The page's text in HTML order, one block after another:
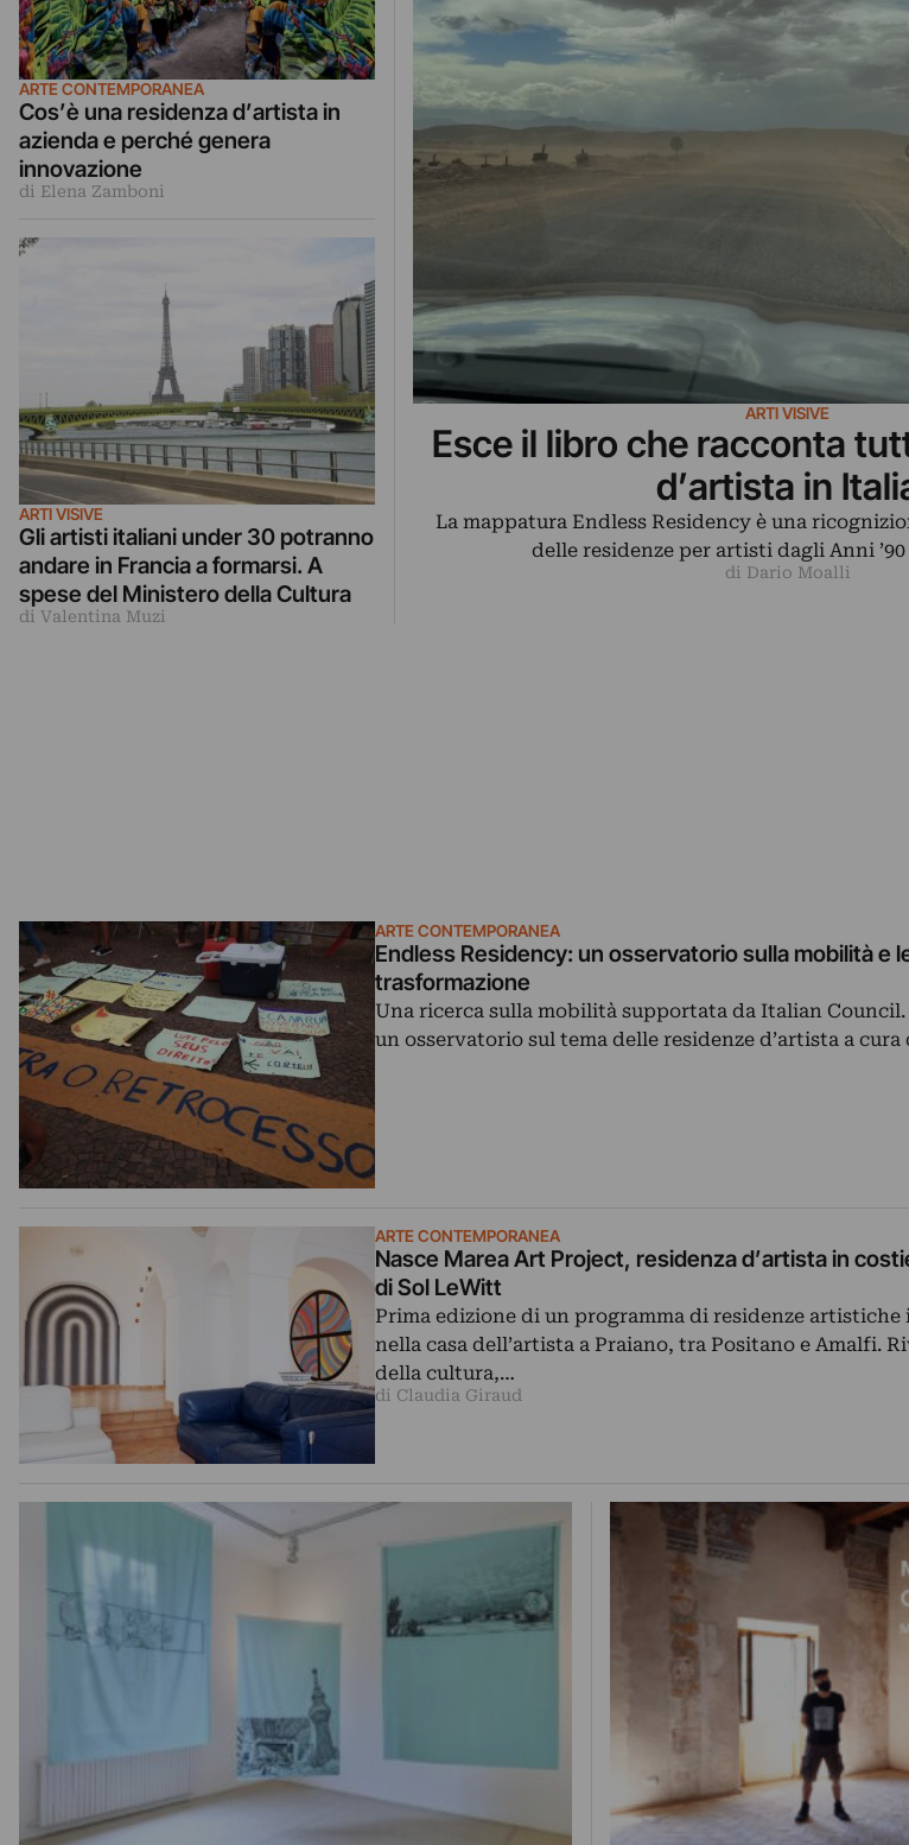
ARTI VISIVE
Esce il libro che racconta
d’artista in
La mappatura Endless Residency è una
delle residenze per artisti dagli Anni
di Dario Moalli
ARTE CONTEMPORANEA
Cos’è una residenza d’artista in
azienda e perché genera
innovazione
di Elena Zamboni
ARTI VISIVE
Gli artisti italiani under 30 potranno
andare in Francia a formarsi. A
spese del Ministero della Cultura
di Valentina Muzi
ARTE CONTEMPORANEA
Endless Residency: un osservatorio sulla mobilità e
trasformazione
Una ricerca sulla mobilità supportata da Italian Council.
un osservatorio sul tema delle residenze d’artista a
ARTE CONTEMPORANEA
Nasce Marea Art Project, residenza d’artista in
di Sol LeWitt
Prima edizione di un programma di residenze
nella casa dell’artista a Praiano, tra Positano e Amalfi.
della cultura,…
di Claudia Giraud